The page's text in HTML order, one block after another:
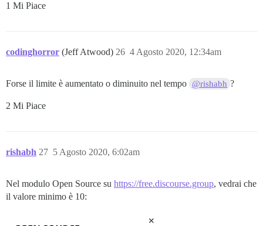
1 Mi Piace
codinghorror (Jeff Atwood) 4 Agosto 2020, 12:34am
26
Forse il limite è aumentato o diminuito nel tempo @rishabh ?
2 Mi Piace
rishabh 5 Agosto 2020, 6:02am
27
Nel modulo Open Source su https://free.discourse.group, vedrai che
il valore minimo è 10: